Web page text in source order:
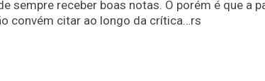
sempre receber boas notas. O porém é que a
convém citar ao longo da crítica…rs